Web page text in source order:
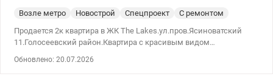
Возле метро Новострой Спецпроект
С ремонтом
Продается 2к квартира в ЖК The Lakes.ул.пров.Ясиноватский
11.Голосеевский район.Квартира с красивым видом
Обновлено: 20.07.2026